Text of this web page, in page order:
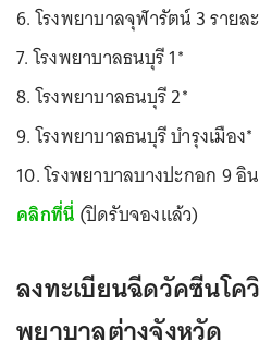
6. โรงพยาบาลจุฬารัตน์ 3 รายล
7. โรงพยาบาลธนบุรี 1*
8. โรงพยาบาลธนบุรี 2*
9. โรงพยาบาลธนบุรี บำรุงเมือง*
10. โรงพยาบาลบางปะกอก 9 อิ
คลิกที่นี่ (ปิดรับจองแล้ว)
ลงทะเบียนฉีดวัคซีนโค
พยาบาลต่างจังหวัด